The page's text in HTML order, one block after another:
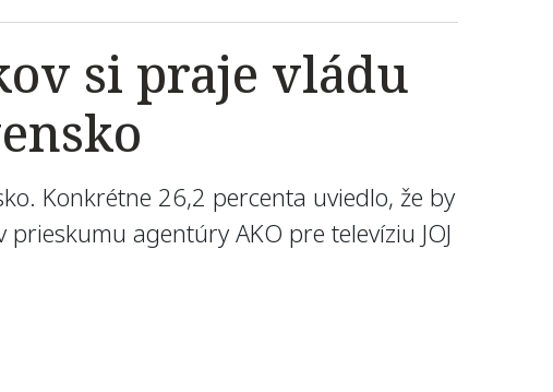
si praje vládu
Konkrétne 26,2 percenta uviedlo, že by
agentúry AKO pre televíziu JOJ